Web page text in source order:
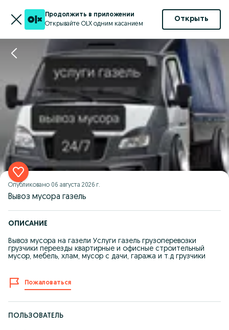
Продолжить в приложении
Открывайте OLX одним касанием
Открыть
Опубликовано 06 августа 2026 г.
Вывоз мусора газель
ОПИСАНИЕ
Вывоз мусора на газели Услуги газель грузоперевозки
грузчики переезды квартирные и офисные строительный
мусор, мебель, хлам, мусор с дачи, гаража и т.д грузчики
Пожаловаться
ПОЛЬЗОВАТЕЛЬ